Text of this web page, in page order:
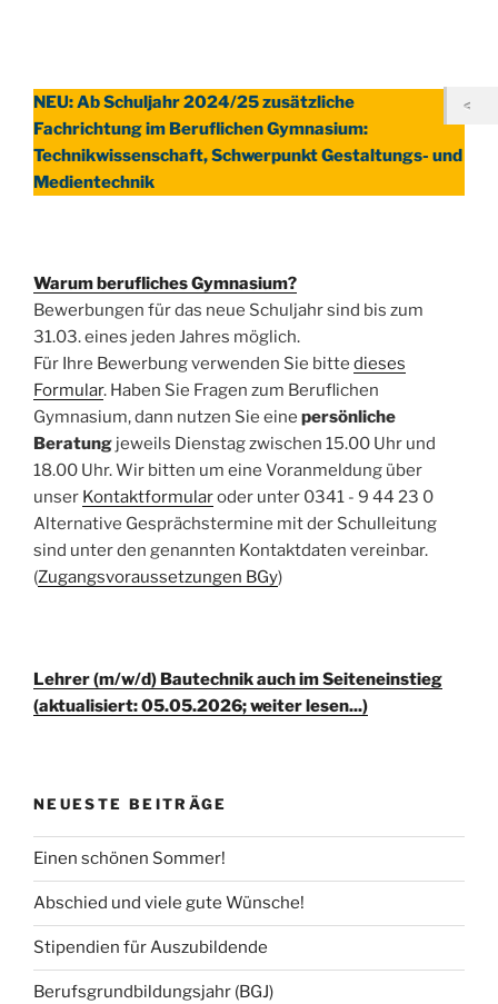
NEU: Ab Schuljahr 2024/25 zusätzliche
Fachrichtung im Beruflichen Gymnasium:
Technikwissenschaft, Schwerpunkt Gestaltungs- und
Medientechnik
Warum berufliches Gymnasium?
Bewerbungen für das neue Schuljahr sind bis zum
31.03. eines jeden Jahres möglich.
Für Ihre Bewerbung verwenden Sie bitte dieses
Formular. Haben Sie Fragen zum Beruflichen
Gymnasium, dann nutzen Sie eine persönliche
Beratung jeweils Dienstag zwischen 15.00 Uhr und
18.00 Uhr. Wir bitten um eine Voranmeldung über
unser Kontaktformularoder unter 0341 - 9 44 23 0
Alternative Gesprächstermine mit der Schulleitung
sind unter den genannten Kontaktdaten vereinbar.
(Zugangsvoraussetzungen BGy)
Lehrer (m/w/d) Bautechnik auch im Seiteneinstieg
(aktualisiert: 05.05.2026; weiter lesen...)
NEUESTE BEITRÄGE
Einen schönen Sommer!
Abschied und viele gute Wünsche!
Stipendien für Auszubildende
Berufsgrundbildungsjahr (BGJ)